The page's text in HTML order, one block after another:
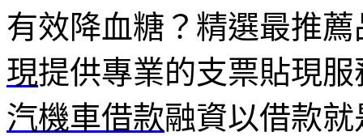
有效降血糖？精選最推
現提供專業的支票貼現
汽機車借款融資以借款